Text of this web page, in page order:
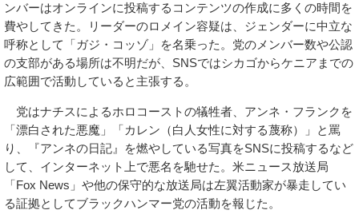
ンバーはオンラインに投稿するコンテンツの作成に多くの時間を
費やしてきた。リーダーのロメイン容疑は、ジェンダーに中立な
呼称として「ガジ・コッゾ」を名乗った。党のメンバー数や公認
の支部がある場所は不明だが、SNSではシカゴからケニアまでの
広範囲で活動していると主張する。
党はナチスによるホロコーストの犠牲者、アンネ・フランクを
「漂白された悪魔」「カレン（白人女性に対する蔑称）」と罵
り、『アンネの日記』を燃やしている写真をSNSに投稿するなど
して、インターネット上で悪名を馳せた。米ニュース放送局
「Fox News」や他の保守的な放送局は左翼活動家が暴走してい
る証拠としてブラックハンマー党の活動を報じた。